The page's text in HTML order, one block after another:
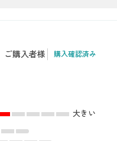
ご購入者様 購入確認済み
大きい